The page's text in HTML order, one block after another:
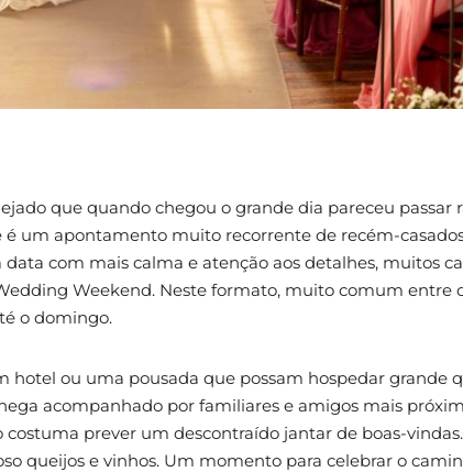
que quando chegou o grande dia pareceu passar
é um apontamento muito recorrente de recém-
data com mais calma e atenção aos detalhes, muitos
Weekend. Neste formato, muito comum entre
o domingo.
hotel ou uma pousada que possam hospedar grande
acompanhado por familiares e amigos mais
prever um descontraído jantar de boas-
queijos e vinhos. Um momento para celebrar o